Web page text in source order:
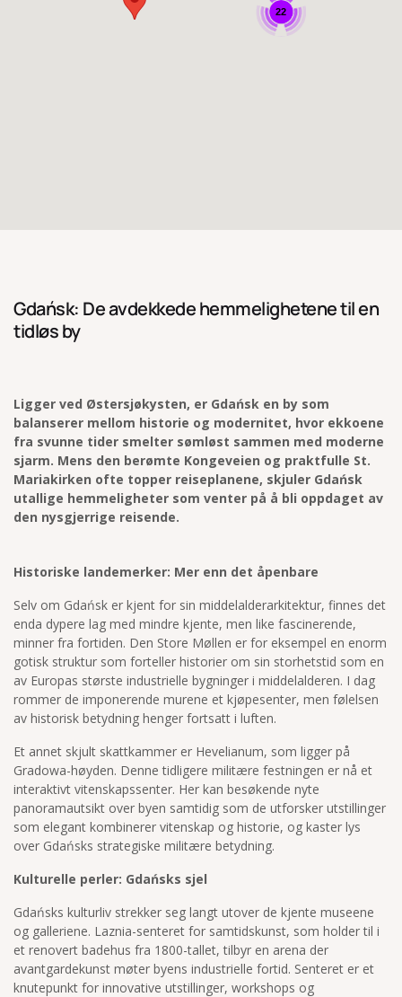
22
Gdańsk: De avdekkede hemmelighetene til en
tidløs by
Ligger ved Østersjøkysten, er Gdańsk en by som
balanserer mellom historie og modernitet, hvor ekkoene
fra svunne tider smelter sømløst sammen med moderne
sjarm. Mens den berømte Kongeveien og praktfulle St.
Mariakirken ofte topper reiseplanene, skjuler Gdańsk
utallige hemmeligheter som venter på å bli oppdaget av
den nysgjerrige reisende.
Historiske landemerker: Mer enn det åpenbare
Selv om Gdańsk er kjent for sin middelalderarkitektur, finnes det
enda dypere lag med mindre kjente, men like fascinerende,
minner fra fortiden. Den Store Møllen er for eksempel en enorm
gotisk struktur som forteller historier om sin storhetstid som en
av Europas største industrielle bygninger i middelalderen. I dag
rommer de imponerende murene et kjøpesenter, men følelsen
av historisk betydning henger fortsatt i luften.
Et annet skjult skattkammer er Hevelianum, som ligger på
Gradowa-høyden. Denne tidligere militære festningen er nå et
interaktivt vitenskapssenter. Her kan besøkende nyte
panoramautsikt over byen samtidig som de utforsker utstillinger
som elegant kombinerer vitenskap og historie, og kaster lys
over Gdańsks strategiske militære betydning.
Kulturelle perler: Gdańsks sjel
Gdańsks kulturliv strekker seg langt utover de kjente museene
og galleriene. Laznia-senteret for samtidskunst, som holder til i
et renovert badehus fra 1800-tallet, tilbyr en arena der
avantgardekunst møter byens industrielle fortid. Senteret er et
knutepunkt for innovative utstillinger, workshops og